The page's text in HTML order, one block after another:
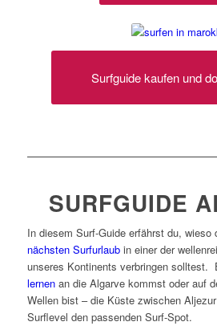
Surfguide kaufen und
SURFGUIDE
In diesem Surf-Guide erfährst du, wieso
nächsten Surfurlaubin einer der
unseres Kontinents verbringen solltest.
lernenan die Algarve kommst oder auf
Wellen bist – die Küste zwischen
Surflevel den passenden Surf-Spot.